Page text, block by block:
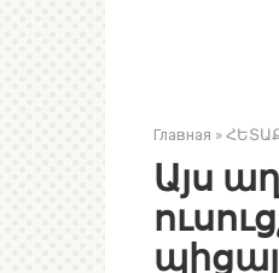
Главная »
Այս